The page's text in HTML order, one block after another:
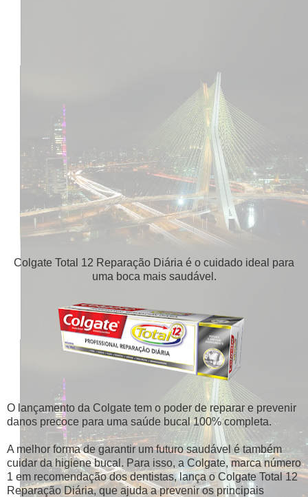
Colgate Total 12 Reparação Diária é o cuidado ideal para
uma boca mais saudável.
O lançamento da Colgate tem o poder de reparar e prevenir
danos precoce para uma saúde bucal 100% completa.
A melhor forma de garantir um futuro saudável é também
cuidar da higiene bucal. Para isso, a Colgate, marca número
1 em recomendação dos dentistas, lança o Colgate Total 12
Reparação Diária, que ajuda a prevenir os principais